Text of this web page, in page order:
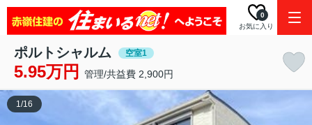
お気に入り
0
ポルトシャルム 空室1
5.95万円 管理/共益費 2,900円
1/16